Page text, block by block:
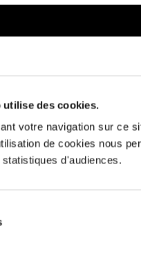
utilise des cookies.
votre navigation sur ce
de cookies nous
d'audiences.
Autonomie des élevages
Qualité air, eau, sols
Economie de ressources
Evaluation
être, Protection et Santé des